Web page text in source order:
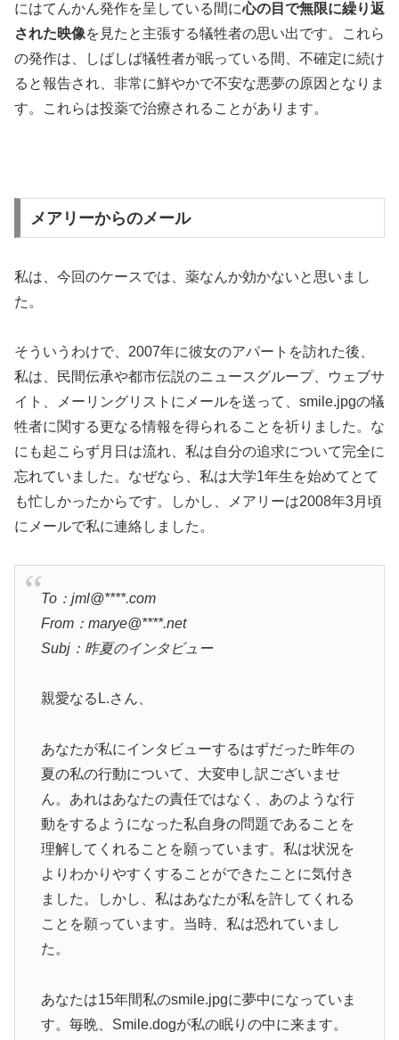
にはてんかん発作を呈している間に心の目で無限に繰り返
された映像を見たと主張する犠牲者の思い出です。これら
の発作は、しばしば犠牲者が眠っている間、不確定に続け
ると報告され、非常に鮮やかで不安な悪夢の原因となりま
す。これらは投薬で治療されることがあります。
メアリーからのメール
私は、今回のケースでは、薬なんか効かないと思いまし
た。
そういうわけで、2007年に彼女のアパートを訪れた後、
私は、民間伝承や都市伝説のニュースグループ、ウェブサ
イト、メーリングリストにメールを送って、smile.jpgの犠
牲者に関する更なる情報を得られることを祈りました。な
にも起こらず月日は流れ、私は自分の追求について完全に
忘れていました。なぜなら、私は大学1年生を始めてとて
も忙しかったからです。しかし、メアリーは2008年3月頃
にメールで私に連絡しました。
To：jml@****.com
From：marye@****.net
Subj：昨夏のインタビュー
親愛なるL.さん、
あなたが私にインタビューするはずだった昨年の
夏の私の行動について、大変申し訳ございませ
ん。あれはあなたの責任ではなく、あのような行
動をするようになった私自身の問題であることを
理解してくれることを願っています。私は状況を
よりわかりやすくすることができたことに気付き
ました。しかし、私はあなたが私を許してくれる
ことを願っています。当時、私は恐れていまし
た。
あなたは15年間私のsmile.jpgに夢中になっていま
す。毎晩、Smile.dogが私の眠りの中に来ます。